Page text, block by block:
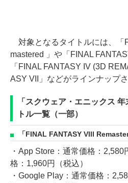
対象となるタイトルには、「
mastered 」や「FINAL
「FINAL FANTASY IV (3D
ASY VII」などがラインナップさ
「スクウェア・エニックス
トル一覧（一部）
「FINAL FANTASY VIII
・App Store：通常価格：
格：1,960円（税込）
・Google Play：通常価格：